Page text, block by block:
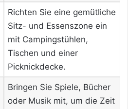
Richten Sie eine gemütliche
Sitz- und Essenszone ein
mit Campingstühlen,
Tischen und einer
Picknickdecke.
Bringen Sie Spiele, Bücher
oder Musik mit, um die Zeit